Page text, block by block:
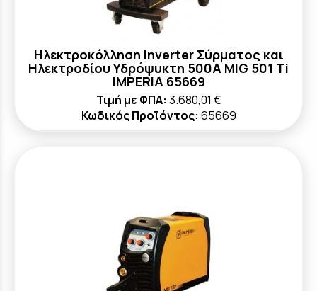
Ηλεκτροκόλληση Inverter Σύρματος και
Ηλεκτροδίου Υδρόψυκτη 500A MIG 501 Ti
IMPERIA 65669
Τιμή με ΦΠΑ: 3.680,01 €
Κωδικός Προϊόντος: 65669